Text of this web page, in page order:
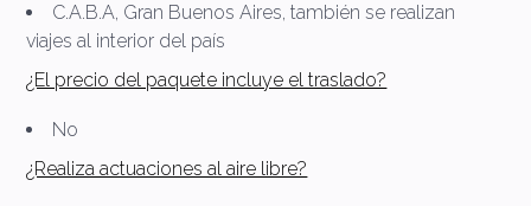
C.A.B.A, Gran Buenos Aires, también se realizan
viajes al interior del país
¿El precio del paquete incluye el traslado?
No
¿Realiza actuaciones al aire libre?